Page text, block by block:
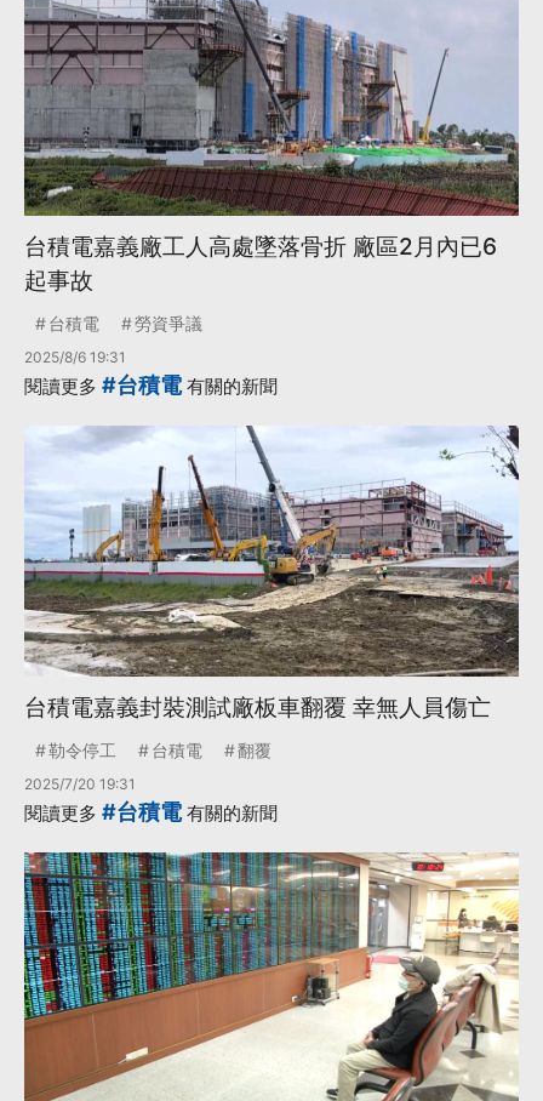
台積電嘉義廠工人高處墜落骨折 廠區2月內已6
起事故
台積電 勞資爭議
2025/8/6 19:31
閱讀更多 #台積電有關的新聞
台積電嘉義封裝測試廠板車翻覆 幸無人員傷亡
勒令停工 台積電 翻覆
2025/7/20 19:31
閱讀更多 #台積電有關的新聞